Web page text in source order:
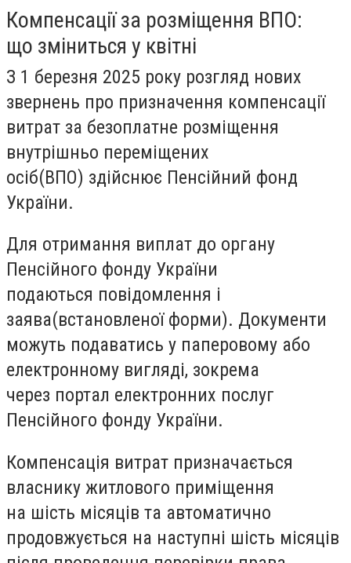
Компенсації за розміщення ВПО:
що зміниться у квітні
З 1 березня 2025 року розгляд нових
звернень про призначення компенсації
витрат за безоплатне розміщення
внутрішньо переміщених
осіб(ВПО) здійснює Пенсійний фонд
України.
Для отримання виплат до органу
Пенсійного фонду України
подаються повідомлення і
заява(встановленої форми). Документи
можуть подаватись у паперовому або
електронному вигляді, зокрема
через портал електронних послуг
Пенсійного фонду України.
Компенсація витрат призначається
власнику житлового приміщення
на шість місяців та автоматично
продовжується на наступні шість місяців